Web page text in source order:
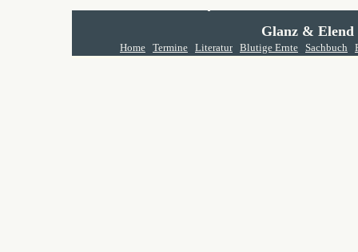
Glanz & Elend
Home Termine Literatur Blutige Ernte Sachbuch